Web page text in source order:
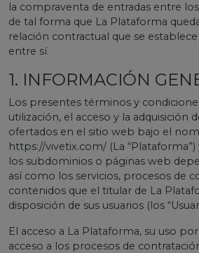
la compraventa de entradas entre
de tal forma que La Plataforma
relación contractual que se
entre sí.
1. INFORMACIÓN
Los presentes términos y
utilización, el acceso y la adquisición
ofertados en el sitio web bajo el
https://vivetix.com/ (La “Plataforma”)
los subdominios o páginas web
así como los servicios, procesos de
contenidos que el titular de La
disposición de sus usuarios (los
El acceso a La Plataforma, su uso
acceso a los procesos de